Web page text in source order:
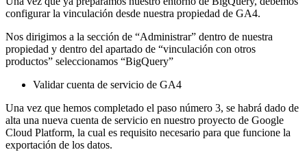
configurar la vinculación desde nuestra propiedad de GA4.
Nos dirigimos a la sección de “Administrar” dentro de nuestra
propiedad y dentro del apartado de “vinculación con otros
productos” seleccionamos “BigQuery”
Validar cuenta de servicio de GA4
Una vez que hemos completado el paso número 3, se habrá dado de
alta una nueva cuenta de servicio en nuestro proyecto de Google
Cloud Platform, la cual es requisito necesario para que funcione la
exportación de los datos.